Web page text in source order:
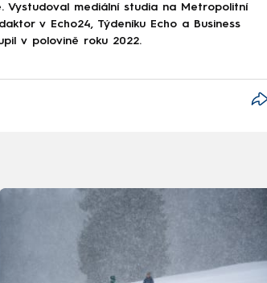
Vystudoval mediální studia na Metropolitní
v Echo24, Týdeníku Echo a Business
v polovině roku 2022.